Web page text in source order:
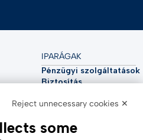
IPARÁGAK
Pénzügyi szolgáltatások
Biztosítás
Autóipar
Élettudományok
Reject unnecessary cookies ✕
some